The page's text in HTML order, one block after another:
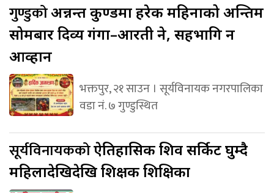
गुण्डुकोअन्नन्त कुण्डमा हरेक महिनाको अन्तिम
सोमबार दिव्य गंगा–आरती हुने, सहभागि हुन
आव्हान
भक्तपुर, २१ साउन । सूर्यविनायक नगरपालिका
वडा नं. ७ गुण्डुस्थित
सूर्यविनायककोऐतिहासिक शिव सर्किट घुम्दै
महिलादेखिदेखि शिक्षक शिक्षिका